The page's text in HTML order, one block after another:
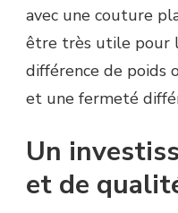
avec une couture
être très utile pour
différence de poids
et une fermeté
Un
et de